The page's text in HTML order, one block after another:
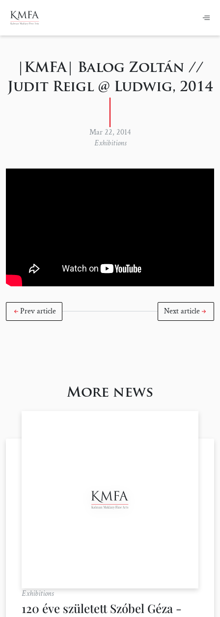
|KMFA| Balog Zoltán //
Judit Reigl @ Ludwig, 2014
Mar 22, 2014
Exhibitions
Prev article Next article
More news
Exhibitions
120 éve született Szóbel Géza -